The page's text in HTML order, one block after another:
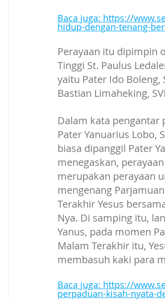
Baca juga: https://
hidup-dengan-tenang-
Perayaan itu dipimpin
Tinggi St. Paulus
yaitu Pater Ido Boleng,
Bastian Limaheking,
Dalam kata pengantar
Pater Yanuarius Lobo,
biasa dipanggil Pater
menegaskan,
merupakan perayaan
mengenang
Terakhir Yesus
Nya. Di samping itu,
Yanus, pada momen
Malam Terakhir itu,
membasuh kaki para
Baca juga: https://
perpaduan-kisah-nyata-